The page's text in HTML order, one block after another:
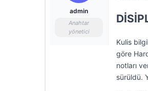
admin
Anahtar
yönetici
Kulis
göre
notları
sürüldü.